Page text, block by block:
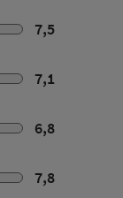
7,5
7,1
6,8
7,8